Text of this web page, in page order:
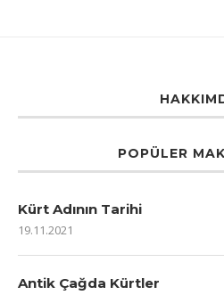
POPÜLER
Kürt Adının Tarihi
19.11.2021
Antik Çağda Kürtler